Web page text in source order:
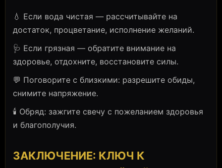
💧 Если вода чистая — рассчитывайте на
достаток, процветание, исполнение желаний.
🩺 Если грязная — обратите внимание на
здоровье, отдохните, восстановите силы.
💬 Поговорите с близкими: разрешите обиды,
снимите напряжение.
🕯️ Обряд: зажгите свечу с пожеланием здоровья
и благополучия.
ЗАКЛЮЧЕНИЕ: КЛЮЧ К